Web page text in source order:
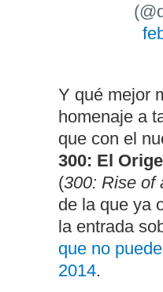
Y qué mejor
homenaje a
que con el
300: El
(300: Rise of
de la que ya
la entrada
que no
2014.